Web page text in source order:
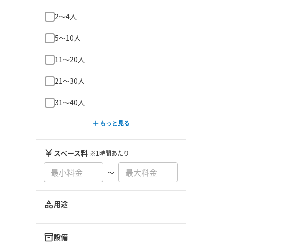
2〜4人
5〜10人
11〜20人
21〜30人
31〜40人
もっと見る
スペース料 ※1時間あたり
〜
用途
設備